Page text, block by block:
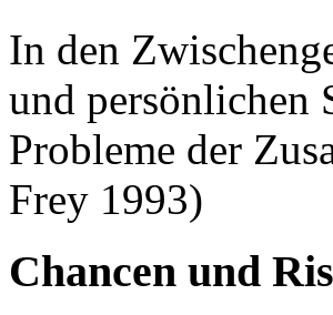
In den
und persönlichen
Probleme der
Frey 1993)
Chancen und